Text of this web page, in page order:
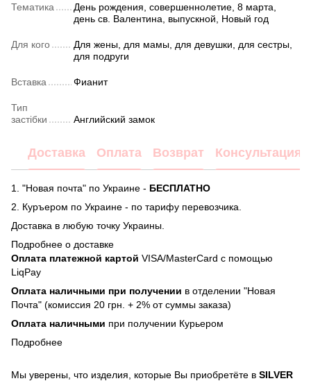
Тематика
День рождения, совершеннолетие, 8 марта,
день св. Валентина, выпускной, Новый год
Для кого
Для жены, для мамы, для девушки, для сестры,
для подруги
Вставка Фианит
Тип
застібки
Английский замок
Доставка Оплата Возврат Консультация
1. "Новая почта" по Украине - БЕСПЛАТНО
2. Куръером по Украине - по тарифу перевозчика.
Доставка в любую точку Украины.
Подробнее о доставке
Оплата платежной картой VISA/MasterCard с помощью
LiqPay
Оплата наличными при получении в отделении "Новая
Почта" (комиссия 20 грн. + 2% от суммы заказа)
Оплата наличными при получении Курьером
Подробнее
Мы уверены, что изделия, которые Вы приобретёте в SILVER